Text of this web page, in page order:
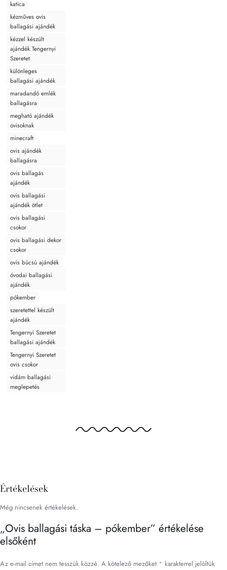
katica
kézműves ovis
ballagási ajándék
kézzel készült
ajándék Tengernyi
Szeretet
különleges
ballagási ajándék
maradandó emlék
ballagásra
megható ajándék
ovisoknak
minecraft
ovis ajándék
ballagásra
ovis ballagás
ajándék
ovis ballagási
ajándék ötlet
ovis ballagási
csokor
ovis ballagási dekor
csokor
ovis búcsú ajándék
óvodai ballagási
ajándék
pókember
szeretettel készült
ajándék
Tengernyi Szeretet
ballagási ajándék
Tengernyi Szeretet
ovis csokor
vidám ballagási
meglepetés
Értékelések
Még nincsenek értékelések.
„Ovis ballagási táska – pókember” értékelése
elsőként
Az e-mail címet nem tesszük közzé. A kötelező mezőket * karakterrel jelöltük